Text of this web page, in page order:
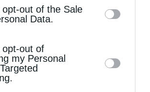
also be disclosed by us to
on theIAB’s List of
Participants
other third parties.
out of the Sale
Data.
out of
my Personal